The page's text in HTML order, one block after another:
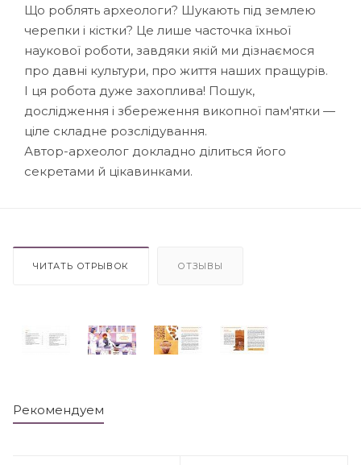
Що роблять археологи? Шукають під землею
черепки і кістки? Це лише часточка їхньої
наукової роботи, завдяки якій ми дізнаємося
про давні культури, про життя наших пращурів.
І ця робота дуже захоплива! Пошук,
дослідження і збереження викопної пам'ятки —
ціле складне розслідування.
Автор-археолог докладно ділиться його
секретами й цікавинками.
ЧИТАТЬ ОТРЫВОК ОТЗЫВЫ
Рекомендуем